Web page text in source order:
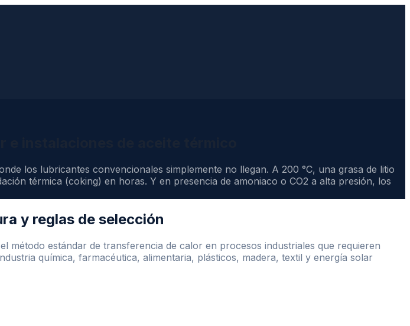
los lubricantes convencionales simplemente no llegan. A 200 °C, una grasa de litio
térmica (coking) en horas. Y en presencia de amoniaco o CO2 a alta presión, los
y reglas de selección
método estándar de transferencia de calor en procesos industriales que requieren
química, farmacéutica, alimentaria, plásticos, madera, textil y energía solar